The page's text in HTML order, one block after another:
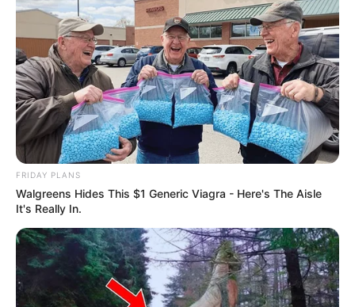
FRIDAY PLANS
Walgreens Hides This $1 Generic Viagra - Here's The Aisle
It's Really In.